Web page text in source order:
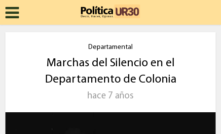
Departamental
Marchas del Silencio en el
Departamento de Colonia
hace 7 años